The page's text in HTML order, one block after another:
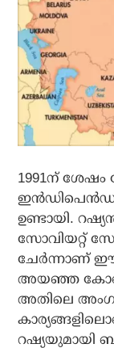
1991ന്
ഉണ്ടായി.
സോവിയറ്റ്
ചേര്‍ന്നാണ്
അയഞ്ഞ
അതിലെ
റഷ്യയുമായി